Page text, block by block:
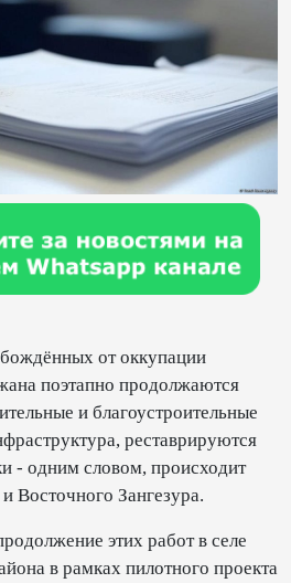
от оккупации
поэтапно продолжаются
и благоустроительные
реставрируются
- одним словом, происходит
Восточного Зангезура.
этих работ в селе
в рамках пилотного проекта